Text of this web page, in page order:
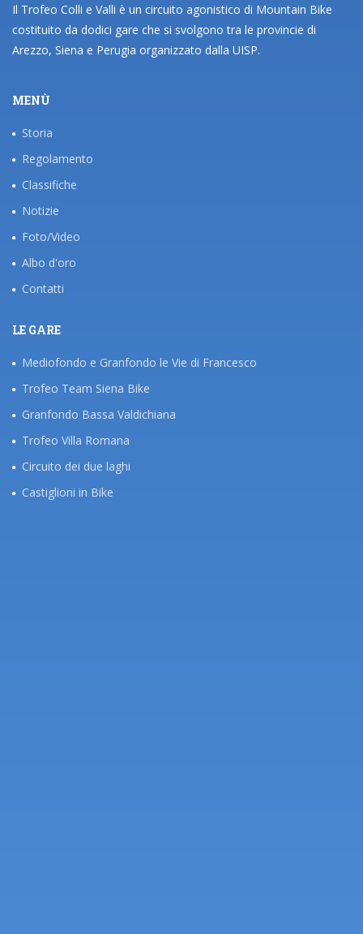
Il Trofeo Colli e Valli è un circuito agonistico di Mountain Bike
costituito da dodici gare che si svolgono tra le provincie di
Arezzo, Siena e Perugia organizzato dalla UISP.
MENÙ
Storia
Regolamento
Classifiche
Notizie
Foto/Video
Albo d'oro
Contatti
LE GARE
Mediofondo e Granfondo le Vie di Francesco
Trofeo Team Siena Bike
Granfondo Bassa Valdichiana
Trofeo Villa Romana
Circuito dei due laghi
Castiglioni in Bike